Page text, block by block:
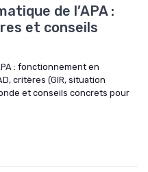
de l’APA :
et conseils
: fonctionnement en
critères (GIR, situation
et conseils concrets pour